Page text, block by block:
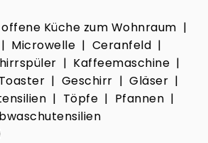
Küche zum Wohnraum |
Microwelle | Ceranfeld |
| Kaffeemaschine |
| Geschirr | Gläser |
| Töpfe | Pfannen |